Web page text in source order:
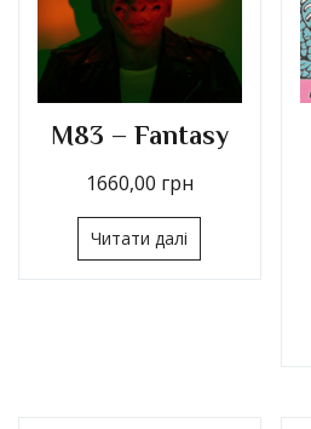
M83 – Fantasy
1660,00 грн
Читати далі